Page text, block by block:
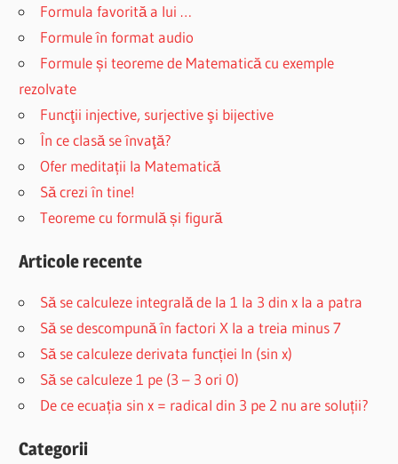
Formula favorită a lui …
Formule în format audio
Formule și teoreme de Matematică cu exemple
rezolvate
Funcţii injective, surjective şi bijective
În ce clasă se învaţă?
Ofer meditații la Matematică
Să crezi în tine!
Teoreme cu formulă și figură
Articole recente
Să se calculeze integrală de la 1 la 3 din x la a patra
Să se descompună în factori X la a treia minus 7
Să se calculeze derivata funcției ln (sin x)
Să se calculeze 1 pe (3 – 3 ori 0)
De ce ecuația sin x = radical din 3 pe 2 nu are soluții?
Categorii